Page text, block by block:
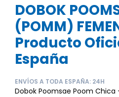
DOBOK
(POMM)
Producto
España
ENVÍOS A TODA ESPAÑA: 24H
Dobok Poomsae Poom Chica